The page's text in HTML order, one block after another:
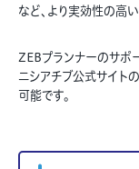
など、より実効性の高
ZEBプランナーのサポ
ニシアチブ公式サイトの「
可能です。